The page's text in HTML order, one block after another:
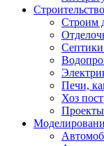
Строительство
Строим
Септики
Печи,
Хоз